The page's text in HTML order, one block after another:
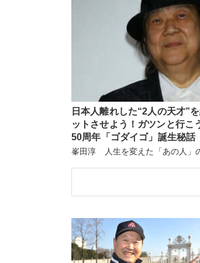
日本人離れした“2人の天才”
ットさせよう！ガツンと行
50周年「ゴダイゴ」誕生秘話
峯田淳 人生を変えた「あの人」